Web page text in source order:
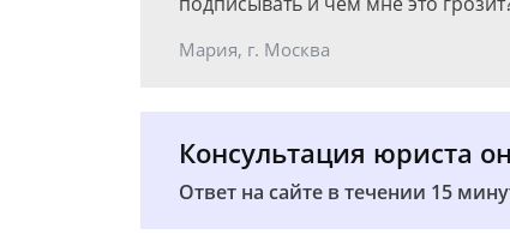
Мария, г. Москва
Консультация юриста
Ответ на сайте в течении 15